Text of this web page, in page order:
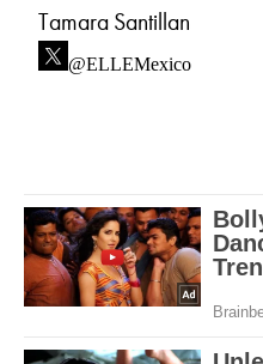
Tamara Santillan
@ELLEMexico